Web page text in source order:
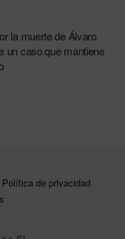
la muerte de Álvaro
un caso que mantiene
Política de privacidad